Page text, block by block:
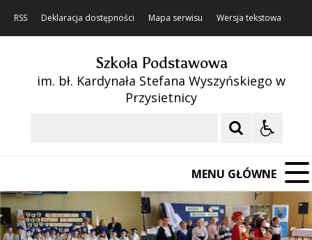
RSS Deklaracja dostępności Mapa serwisu Wersja tekstowa
Szkoła Podstawowa
im. bł. Kardynała Stefana Wyszyńskiego w
Przysietnicy
MENU GŁÓWNE